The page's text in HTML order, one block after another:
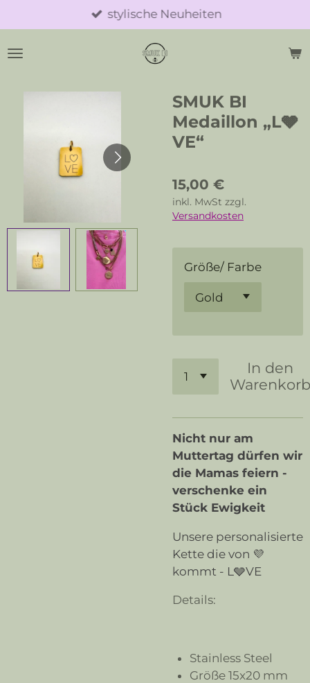
Hauptinhalt
springen
stylische Neuheiten
SMUK BI
Medaillon „L🩶
VE“
15,00 €
inkl. MwSt zzgl.
Versandkosten
Größe/ Farbe
In den
Nicht nur am
Muttertag dürfen wir
die Mamas feiern -
verschenke ein
Stück Ewigkeit
Unsere personalisierte
Kette die von 💜
kommt - L🩶VE
Details:
Stainless Steel
Größe 15x20 mm